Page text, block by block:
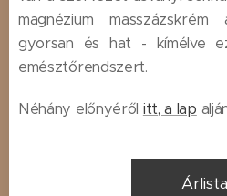
magnézium
gyorsan és hat - kímélve
emésztőrendszert.
Néhány előnyéről itt, a lap
Árlista